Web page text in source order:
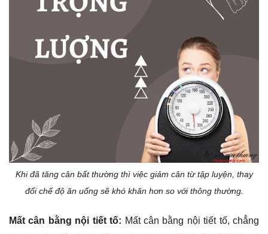
Khi đã tăng cân bất thường thì việc giảm cân từ tập luyện, thay
đổi chế độ ăn uống sẽ khó khăn hơn so với thông thường.
Mất cân bằng nội tiết tố: Mất cân bằng nội tiết tố, chẳng